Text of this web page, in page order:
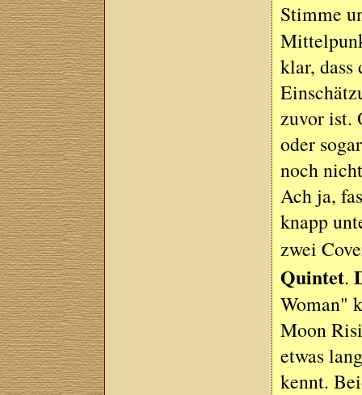
Stimme
klar, dass
zuvor ist.
oder
noch
Ach ja,
knapp
zwei
Quintet.
Woman"
Moon
etwas
kennt.